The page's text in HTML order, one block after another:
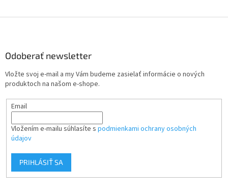
Odoberať newsletter
Vložte svoj e-mail a my Vám budeme zasielať informácie o nových
produktoch na našom e-shope.
Email
Vložením e-mailu súhlasíte s podmienkami ochrany osobných
údajov
PRIHLÁSIŤ SA